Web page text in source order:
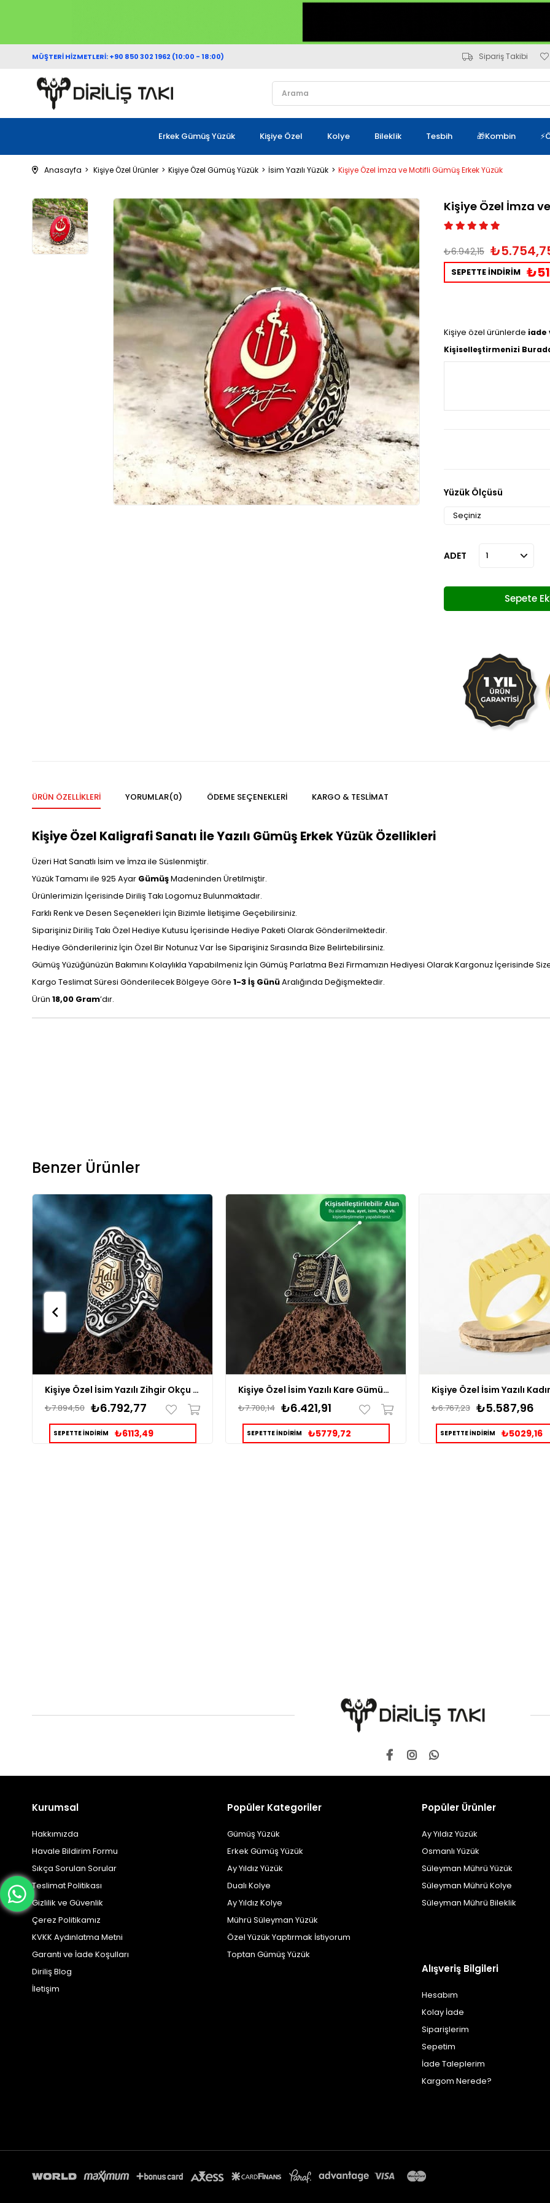
MÜŞTERİ HİZMETLERİ: +90 850 302 1962 (10:00 - 18:00) Sipariş Takibi
Erkek Gümüş Yüzük Kişiye Özel Kolye Bileklik Tesbih 🎁Kombin
Anasayfa Kişiye Özel Ürünler Kişiye Özel Gümüş Yüzük İsim Yazılı Yüzük Kişiye Özel İmza ve Motifli Gümüş Erkek Yüzük
Kişiye Özel İmza
₺6.942,15
SEPETTE İNDİRİM
Kişiye özel ürünlerde iade
Kişiselleştirmenizi
Yüzük Ölçüsü
ADET
ÜRÜN ÖZELLIKLERI YORUMLAR(0) ÖDEME SEÇENEKLERI KARGO & TESLIMAT
Kişiye Özel Kaligrafi Sanatı İle Yazılı Gümüş Erkek Yüzük Özellikleri
Üzeri Hat Sanatlı İsim ve İmza ile Süslenmiştir.
Yüzük Tamamı ile 925 Ayar GümüşMadeninden Üretilmiştir.
Ürünlerimizin İçerisinde Diriliş Takı Logomuz Bulunmaktadır.
Farklı Renk ve Desen Seçenekleri İçin Bizimle İletişime Geçebilirsiniz.
Siparişiniz Diriliş Takı Özel Hediye Kutusu İçerisinde Hediye Paketi Olarak Gönderilmektedir.
Hediye Gönderileriniz İçin Özel Bir Notunuz Var İse Siparişiniz Sırasında Bize Belirtebilirsiniz.
Gümüş Yüzüğünüzün Bakımını Kolaylıkla Yapabilmeniz İçin Gümüş Parlatma Bezi Firmamızın Hediyesi Olarak Kargonuz İçerisinde Size
Kargo Teslimat Süresi Gönderilecek Bölgeye Göre 1-3 İş GünüAralığında Değişmektedir.
Ürün 18,00 Gram’dır.
Benzer Ürünler
Kişiye Özel İsim Yazılı Zihgir Okçu Gümüş Erkek Yüzük
₺6.792,77
₺7.894,50
SEPETTE İNDİRİM ₺6113,49
Kişiye Özel İsim Yazılı Kare Gümüş Yüzük
₺6.421,91
₺7.700,14
SEPETTE İNDİRİM ₺5779,72
₺5.587,96
₺6.767,23
SEPETTE İNDİRİM ₺5029,16
Kurumsal
Hakkımızda
Havale Bildirim Formu
Sıkça Sorulan Sorular
Teslimat Politikası
Gizlilik ve Güvenlik
Çerez Politikamız
KVKK Aydınlatma Metni
Garanti ve İade Koşulları
Diriliş Blog
İletişim
Popüler Kategoriler
Gümüş Yüzük
Erkek Gümüş Yüzük
Ay Yıldız Yüzük
Dualı Kolye
Ay Yıldız Kolye
Mührü Süleyman Yüzük
Özel Yüzük Yaptırmak İstiyorum
Toptan Gümüş Yüzük
Popüler Ürünler
Ay Yıldız Yüzük
Osmanlı Yüzük
Süleyman Mührü Yüzük
Süleyman Mührü Kolye
Süleyman Mührü Bileklik
Alışveriş Bilgileri
Hesabım
Kolay İade
Siparişlerim
Sepetim
İade Taleplerim
Kargom Nerede?